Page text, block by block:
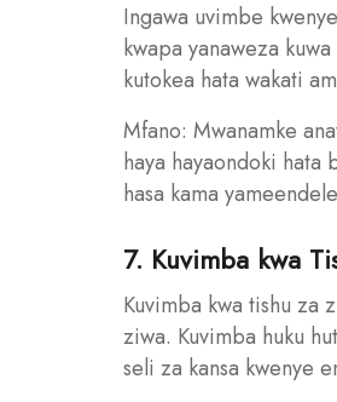
Ingawa uvimbe
kwapa yanaweza
kutokea hata wakati
Mfano: Mwanamke
haya hayaondoki hata
hasa kama
7. Kuvimba kwa
Kuvimba kwa tishu za
ziwa. Kuvimba huku
seli za kansa kwenye